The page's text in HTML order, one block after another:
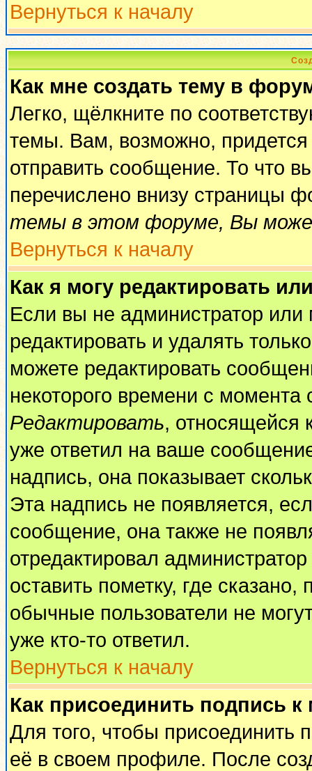
Вернуться к началу
Как мне создать тему в
Легко, щёлкните по
темы. Вам, возможно, придется
отправить сообщение. То что
перечислено внизу страницы
темы в этом форуме, Вы
Вернуться к началу
Как я могу редактировать
Если вы не администратор
редактировать и удалять
можете редактировать
некоторого времени с
Редактировать, относящейся
уже ответил на ваше
надпись, она показывает
Эта надпись не появляется,
сообщение, она также не
отредактировал
оставить пометку, где
обычные пользователи не
уже кто-то ответил.
Вернуться к началу
Как присоединить подпись
Для того, чтобы присоединить
её в своем профиле. После